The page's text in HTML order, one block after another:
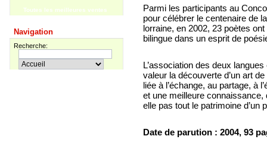
55,00 €
Pir Sultan Abdal
16,00 €
Toutes les meilleures ventes
Navigation
Recherche:
Parmi les participants au
pour célébrer le centenaire de
lorraine, en 2002, 23 poètes
bilingue dans un esprit de
L’association des deux
valeur la découverte d’un art
liée à l’échange, au partage, à
et une meilleure connaissance,
elle pas tout le patrimoine d’un
Date de parution : 2004, 93